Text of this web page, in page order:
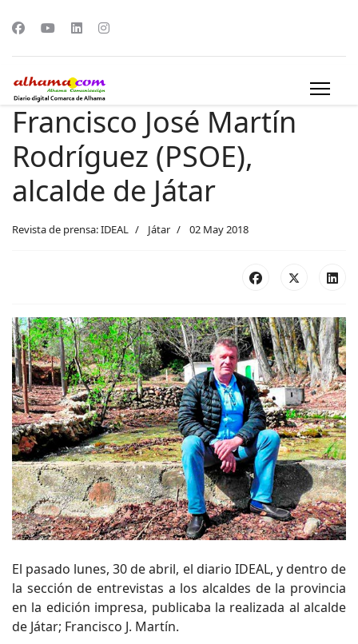
Francisco José Martín
Rodríguez (PSOE),
alcalde de Játar
Revista de prensa: IDEAL Játar 02 May 2018
El pasado lunes, 30 de abril, el diario IDEAL, y dentro de
la sección de entrevistas a los alcaldes de la provincia
en la edición impresa, publicaba la realizada al alcalde
de Játar; Francisco J. Martín.